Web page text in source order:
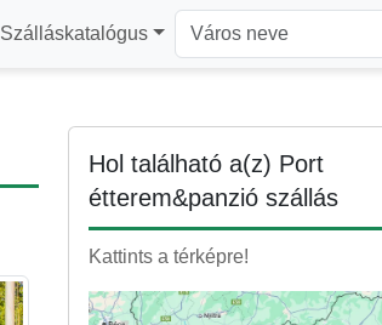
Szálláskatalógus
Hol található a(z) Port
étterem&panzió szállás
Kattints a térképre!